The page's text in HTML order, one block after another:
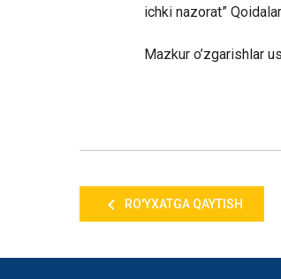
ichki nazorat”
Mazkur o’zgarishlar
RO'YXATGA QAYTISH